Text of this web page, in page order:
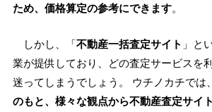
ため、価格算定の参考にできます。
しかし、「不動産一括査定サイト 」と
業が提供しており、どの査定サービスを
迷ってしまうでしょう。 ウチノカチでは、
のもと、様々な観点から不動産査定サイ